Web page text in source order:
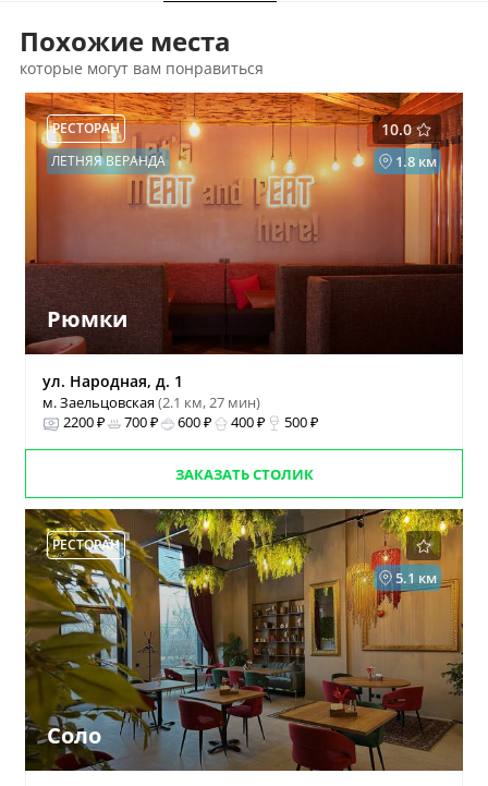
Похожие места
которые могут вам понравиться
10.0
РЕСТОРАН
1.8 км
ЛЕТНЯЯ ВЕРАНДА
Рюмки
ул. Народная, д. 1
м. Заельцовская(2.1 км, 27 мин)
2200 ₽
700 ₽ 600 ₽ 400 ₽ 500 ₽
ЗАКАЗАТЬ СТОЛИК
РЕСТОРАН
5.1 км
Соло